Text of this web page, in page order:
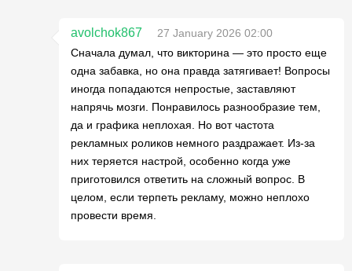
avolchok867
27 January 2026 02:00
Сначала думал, что викторина — это просто еще
одна забавка, но она правда затягивает! Вопросы
иногда попадаются непростые, заставляют
напрячь мозги. Понравилось разнообразие тем,
да и графика неплохая. Но вот частота
рекламных роликов немного раздражает. Из-за
них теряется настрой, особенно когда уже
приготовился ответить на сложный вопрос. В
целом, если терпеть рекламу, можно неплохо
провести время.